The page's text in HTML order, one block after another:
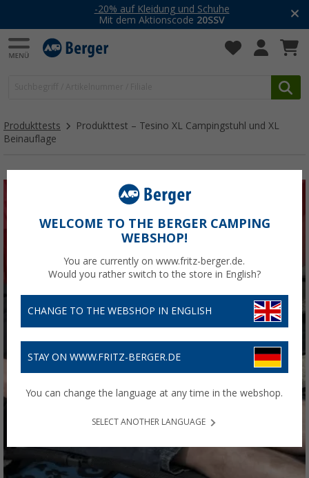
-20% auf Kleidung und Schuhe
Mit dem Aktionscode20SSV
Produkttests
Produkttest – Tesino XL Campingstuhl und XL
Beinauflage
WELCOME TO THE BERGER CAMPING
WEBSHOP!
You are currently on www.fritz-berger.de.
Would you rather switch to the store in English?
CHANGE TO THE WEBSHOP IN ENGLISH
STAY ON WWW.FRITZ-BERGER.DE
You can change the language at any time in the webshop.
SELECT ANOTHER LANGUAGE